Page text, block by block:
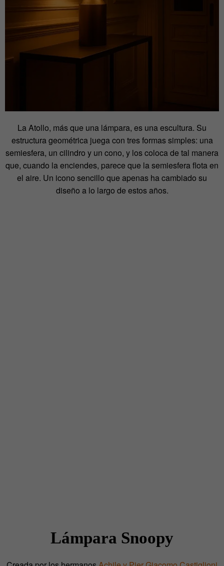
La Atollo, más que una lámpara, es una escultura. Su
estructura geométrica juega con tres formas simples: una
semiesfera, un cilindro y un cono, y los coloca de tal manera
que, cuando la enciendes, parece que la semiesfera flota en
el aire. Un icono sencillo que apenas ha cambiado su
diseño a lo largo de estos años.
Lámpara Snoopy